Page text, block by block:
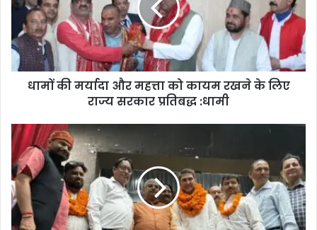
धामों की मर्यादा और महत्ता को कायम रखने के लिए
राज्य सरकार प्रतिबद्ध :धामी